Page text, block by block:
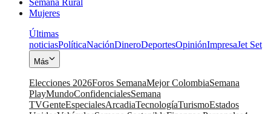
Mujeres
Últimas
noticiasPolíticaNaciónDineroDeportesOpiniónImpresaJet Set
Más
Elecciones 2026Foros SemanaMejor ColombiaSemana
PlayMundoConfidencialesSemana
TVGenteEspecialesArcadiaTecnologíaTurismoEstados